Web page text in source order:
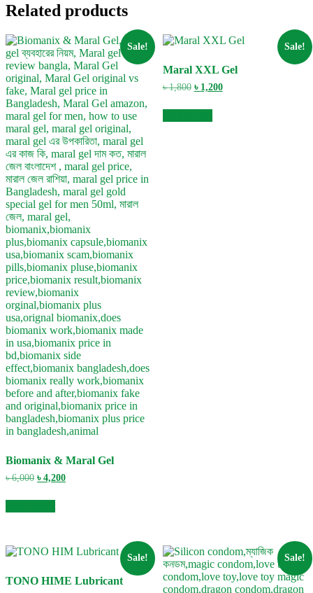
Related products
Sale!
Biomanix & Maral Gel
৳6,000 Original
was:
৳ 6,000.
৳ 4,200Current
Sale!
Maral XXL Gel
৳1,800 Original
was:
৳ 1,800.
৳ 1,200Current
Sale!
TONO HIME Lubricant
Sale!